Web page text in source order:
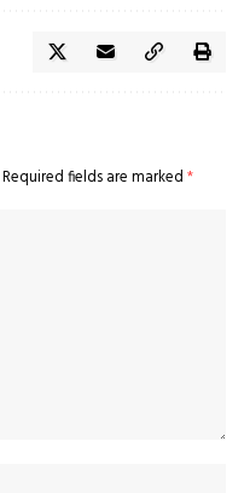
Required fields are marked *